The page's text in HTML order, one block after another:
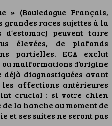
» (Bouledogue Français,
races sujettes à la
peuvent faire
élevées, de plafonds
partielles. ECA exclut
malformations d’origine
diagnostiquées avant
affections antérieures
crucial : si votre chien
la hanche au moment de
et ses suites ne seront pas